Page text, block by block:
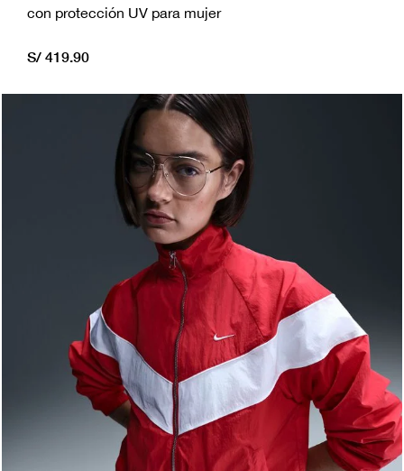
con protección UV para mujer
S/ 419.90